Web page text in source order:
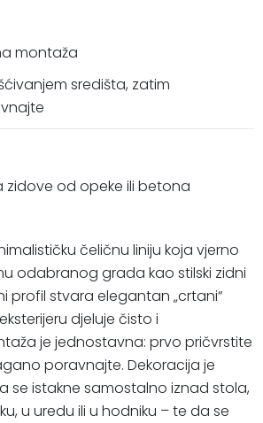
montaža
središta, zatim
zidove od opeke ili betona
čeličnu liniju koja vjerno
odabranog grada kao stilski zidni
profil stvara elegantan „crtani“
djeluje čisto i
je jednostavna: prvo pričvrstite
poravnajte. Dekoracija je
se istakne samostalno iznad stola,
u uredu ili u hodniku – te da se